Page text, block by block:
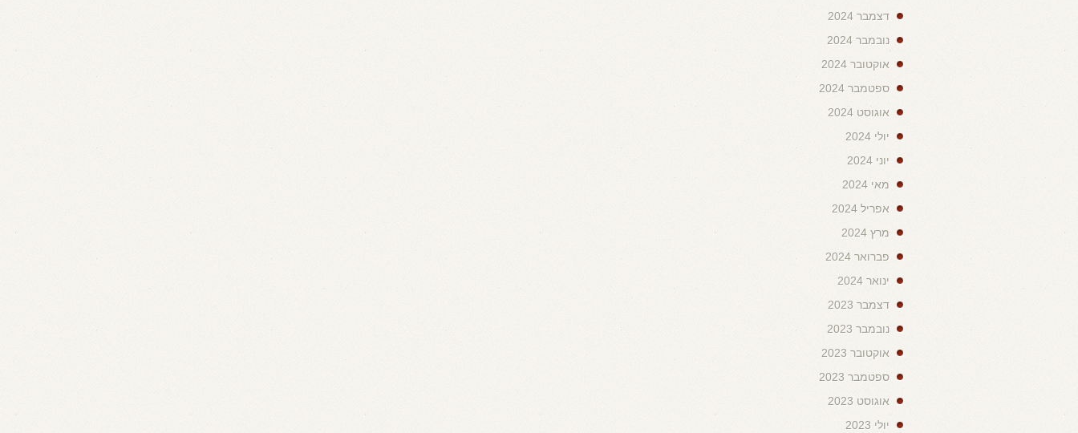
דצמבר 2024
נובמבר 2024
אוקטובר 2024
ספטמבר 2024
אוגוסט 2024
יולי 2024
יוני 2024
מאי 2024
אפריל 2024
מרץ 2024
פברואר 2024
ינואר 2024
דצמבר 2023
נובמבר 2023
אוקטובר 2023
ספטמבר 2023
אוגוסט 2023
יולי 2023